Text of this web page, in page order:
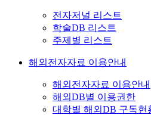
전자저널 리스트
학술DB 리스트
주제별 리스트
해외전자자료 이용안내
해외전자자료 이용안내
해외DB별 이용권한
대학별 해외DB 구독현